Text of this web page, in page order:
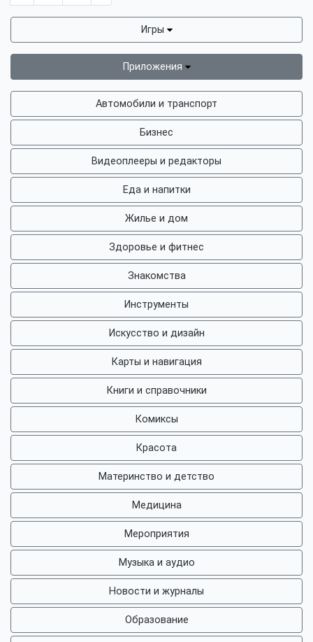
Игры
Приложения
Автомобили и транспорт
Бизнес
Видеоплееры и редакторы
Еда и напитки
Жилье и дом
Здоровье и фитнес
Знакомства
Инструменты
Искусство и дизайн
Карты и навигация
Книги и справочники
Комиксы
Красота
Материнство и детство
Медицина
Мероприятия
Музыка и аудио
Новости и журналы
Образование